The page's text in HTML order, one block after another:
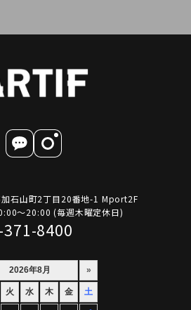
石山町2丁目20番地-1 Mport2F
～20:00 (毎週木曜定休日)
8400